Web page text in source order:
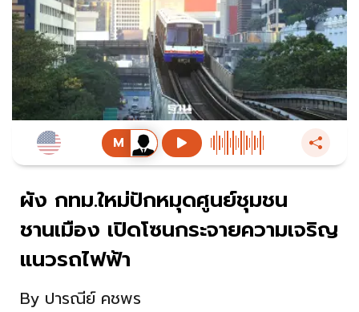
ผัง กทม.ใหม่ปักหมุดศูนย์ชุมชน
ชานเมือง เปิดโซนกระจายความเจริญ
แนวรถไฟฟ้า
By ปารณีย์ คชพร